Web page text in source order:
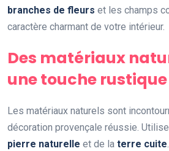
branches de fleurs et les champs
caractère charmant de votre intérieur.
Des matériaux
une touche rustique
Les matériaux naturels sont
décoration provençale réussie.
pierre naturelle et de la terre cuite